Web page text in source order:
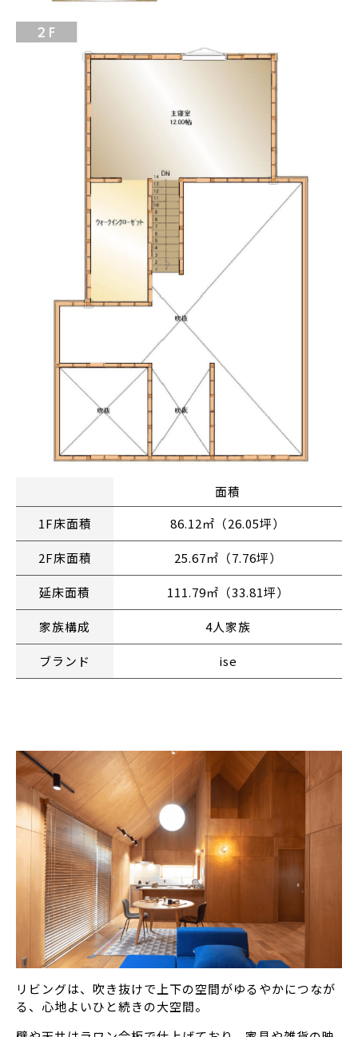
面積
1F床面積
86.12㎡（26.05坪）
2F床面積 25.67㎡（7.76坪）
延床面積 111.79㎡（33.81坪）
家族構成 4人家族
ブランド ise
リビングは、吹き抜けで上下の空間がゆるやかにつなが
る、心地よいひと続きの大空間。